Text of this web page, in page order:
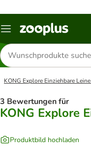
Menü
Produkte
suchen
KONG Explore Einziehbare
3 Bewertungen für
KONG Explore
Produktbild hochladen